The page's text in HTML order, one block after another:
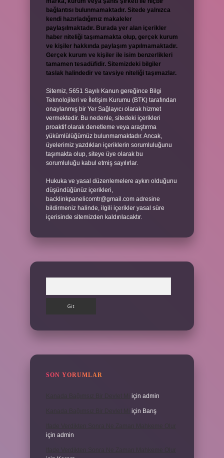
bağlantısı bulunmamaktadır. Sitede yalnızca
kendi hazırladığımız makaleler
paylaşılmaktadır. Burada yer alan içerikler
haber niteliği taşımamakta olup, gerçek kurum
ve kişiler hakkında paylaşım yapılmamaktadır.
Gerçek kurum ve kişiler ile isim benzerlikleri
tamamen tesadüfidir. Sitemizdeki bilgiler
taslak halindedir ve tavsiye niteliği taşımazlar.
Sitemiz, 5651 Sayılı Kanun gereğince Bilgi
Teknolojileri ve İletişim Kurumu (BTK) tarafından
onaylanmış bir Yer Sağlayıcı olarak hizmet
vermektedir. Bu nedenle, sitedeki içerikleri
proaktif olarak denetleme veya araştırma
yükümlülüğümüz bulunmamaktadır. Ancak,
üyelerimiz yazdıkları içeriklerin sorumluluğunu
taşımakta olup, siteye üye olarak bu
sorumluluğu kabul etmiş sayılırlar.
Hukuka ve yasal düzenlemelere aykırı olduğunu
düşündüğünüz içerikleri,
backlinkpanelicomtr@gmail.com adresine
bildirmeniz halinde, ilgili içerikler yasal süre
içerisinde sitemizden kaldırılacaktır.
SON YORUMLAR
için admin
için Barış
için admin